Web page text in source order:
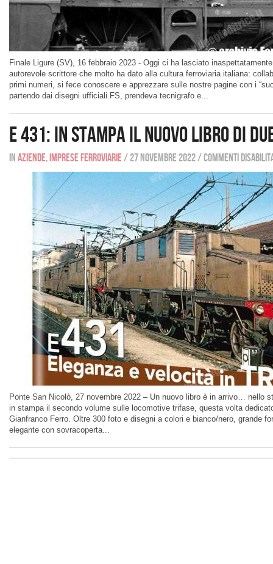
Finale Ligure (SV), 16 febbraio 2023 - Oggi ci ha lasciato
autorevole scrittore che molto ha dato alla cultura ferroviaria italiana:
primi numeri, si fece conoscere e apprezzare sulle nostre pagine con i
partendo dai disegni ufficiali FS, prendeva tecnigrafo e...
E 431: in stampa il nuovo libro di
In Aziende, Imprese ferroviarie/27 novembre 2022/Commenti
Ponte San Nicolò, 27 novembre 2022 – Un nuovo libro è in arrivo… nello
in stampa il secondo volume sulle locomotive trifase, questa volta
Gianfranco Ferro. Oltre 300 foto e disegni a colori e bianco/nero, grande
elegante con sovracoperta...